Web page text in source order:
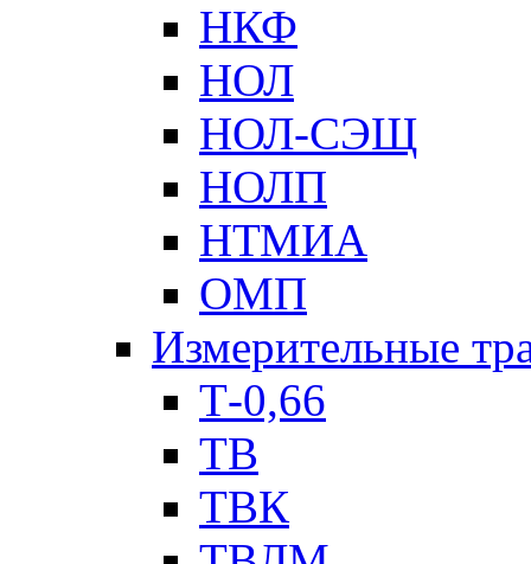
НКФ
НОЛ
НОЛ-СЭЩ
НОЛП
НТМИА
ОМП
Измерительные
Т-0,66
ТВ
ТВК